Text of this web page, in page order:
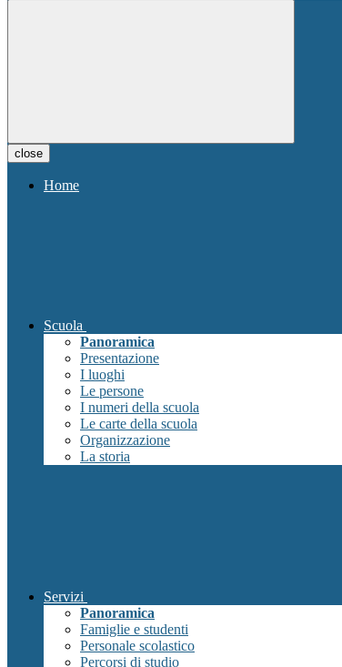
close
Home
Scuola
Panoramica
Presentazione
I luoghi
Le persone
I numeri della scuola
Le carte della scuola
Organizzazione
La storia
Servizi
Panoramica
Famiglie e studenti
Personale scolastico
Percorsi di studio